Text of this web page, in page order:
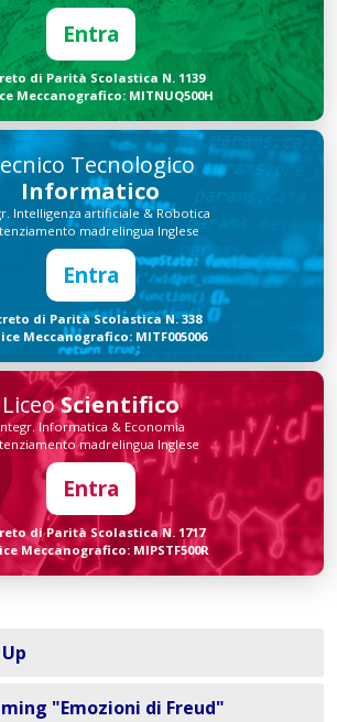
Entra
di Parità Scolastica N. 1139
Meccanografico: MITNUQ500H
Tecnologico
Informatico
Intelligenza artificiale & Robotica
madrelingua Inglese
Entra
di Parità Scolastica N. 338
Meccanografico: MITF005006
LiceoScientifico
Informatica & Economia
madrelingua Inglese
Entra
di Parità Scolastica N. 1717
Meccanografico: MIPSTF500R
"Emozioni di Freud"